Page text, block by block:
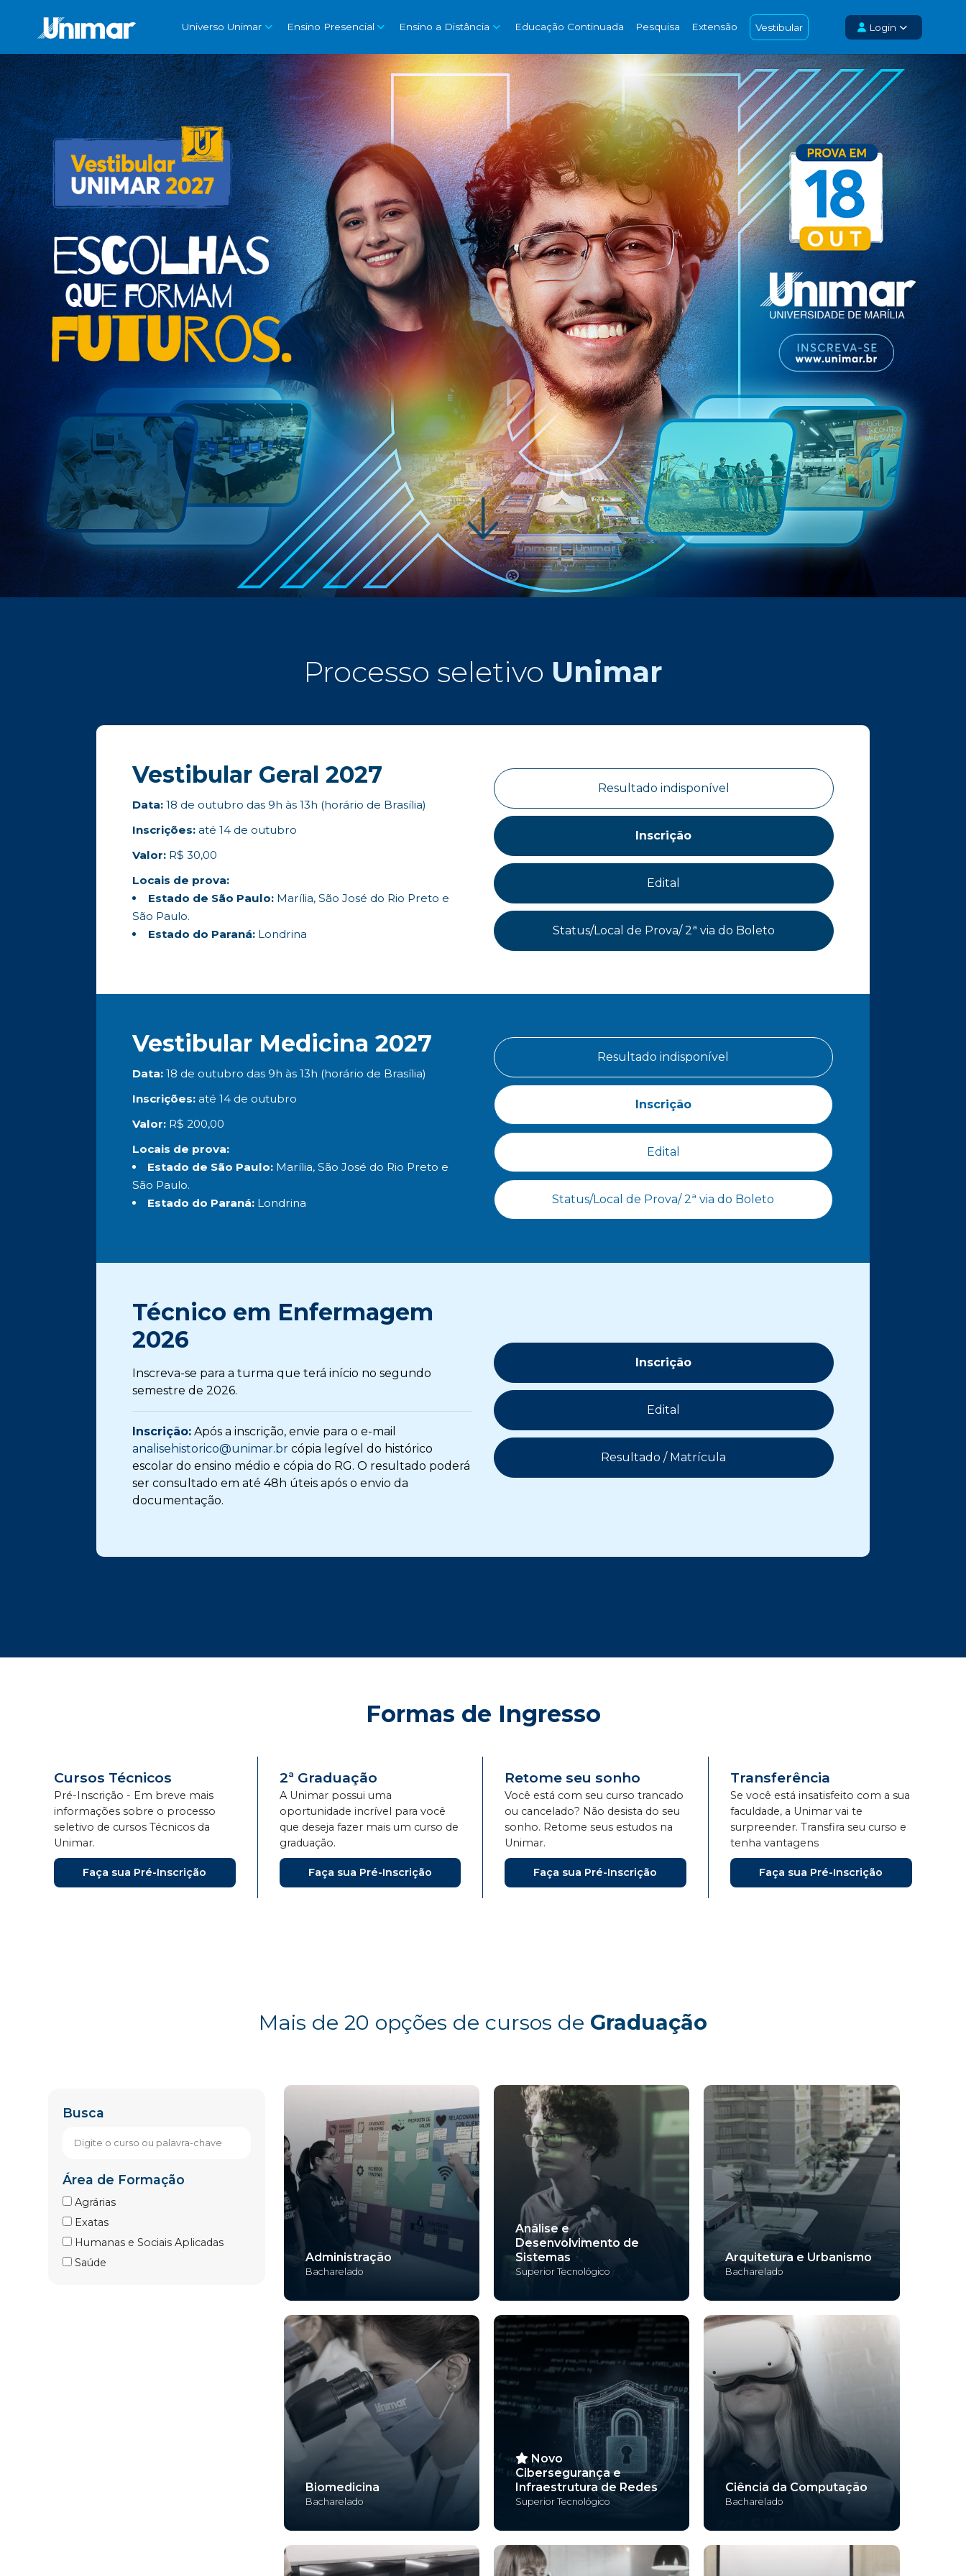
Universo Unimar Ensino Presencial Ensino a Distância Educação Continuada Pesquisa Extensão Vestibular Login
Processo seletivo Unimar
Vestibular Geral 2027
Data: 18 de outubro das 9h às 13h (horário de Brasília)
Inscrições: até 14 de outubro
Valor: R$ 30,00
Locais de prova:
Estado de São Paulo:Marília, São José do Rio Preto e
São Paulo.
Estado do Paraná:Londrina
Resultado indisponível
Inscrição
Edital
Status/Local de Prova/ 2ª via do Boleto
Vestibular Medicina 2027
Data: 18 de outubro das 9h às 13h (horário de Brasília)
Inscrições: até 14 de outubro
Valor: R$ 200,00
Locais de prova:
Estado de São Paulo: Marília, São José do Rio Preto e
São Paulo.
Estado do Paraná: Londrina
Resultado indisponível
Inscrição
Edital
Status/Local de Prova/ 2ª via do Boleto
Técnico em Enfermagem
2026
Inscreva-se para a turma que terá início no segundo
semestre de 2026.
Inscrição: Após a inscrição, envie para o e-mail
analisehistorico@unimar.br cópia legível do histórico
escolar do ensino médio e cópia do RG. O resultado poderá
ser consultado em até 48h úteis após o envio da
documentação.
Inscrição
Edital
Resultado / Matrícula
Formas de Ingresso
Cursos Técnicos
Pré-Inscrição - Em breve mais
informações sobre o processo
seletivo de cursos Técnicos da
Unimar.
Faça sua Pré-Inscrição
2ª Graduação
A Unimar possui uma
oportunidade incrível para você
que deseja fazer mais um curso de
graduação.
Faça sua Pré-Inscrição
Retome seu sonho
Você está com seu curso trancado
ou cancelado? Não desista do seu
sonho. Retome seus estudos na
Unimar.
Faça sua Pré-Inscrição
Transferência
Se você está insatisfeito com a sua
faculdade, a Unimar vai te
surpreender. Transfira seu curso e
tenha vantagens
Faça sua Pré-Inscrição
Mais de 20 opções de cursos de Graduação
Busca
Área de Formação
Agrárias
Exatas
Humanas e Sociais Aplicadas
Saúde
Administração
Bacharelado
Análise e
Desenvolvimento de
Sistemas
Superior Tecnológico
Arquitetura e Urbanismo
Bacharelado
Biomedicina
Bacharelado
Novo
Cibersegurança e
Infraestrutura de Redes
Superior Tecnológico
Ciência da Computação
Bacharelado